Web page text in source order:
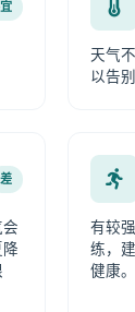
天气
以告
差
有较
练，
健康。